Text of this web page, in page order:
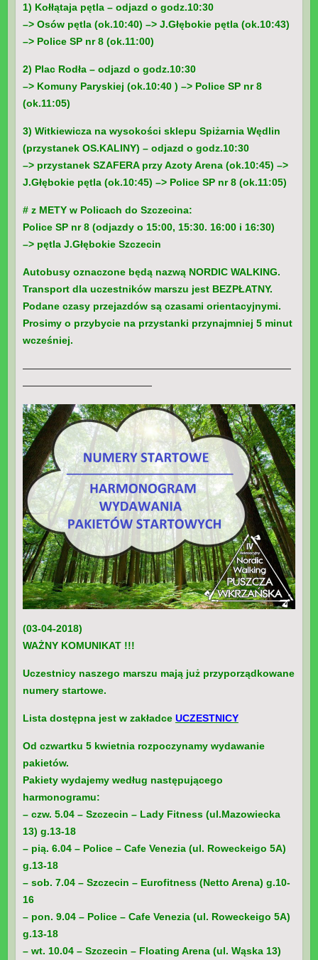
1) Kołłątaja pętla – odjazd o godz.10:30
–> Osów pętla (ok.10:40) –> J.Głębokie pętla (ok.10:43)
–> Police SP nr 8 (ok.11:00)
2) Plac Rodła – odjazd o godz.10:30
–> Komuny Paryskiej (ok.10:40 ) –> Police SP nr 8
(ok.11:05)
3) Witkiewicza na wysokości sklepu Spiżarnia Wędlin
(przystanek OS.KALINY) – odjazd o godz.10:30
–> przystanek SZAFERA przy Azoty Arena (ok.10:45) –>
J.Głębokie pętla (ok.10:45) –> Police SP nr 8 (ok.11:05)
# z METY w Policach do Szczecina:
Police SP nr 8 (odjazdy o 15:00, 15:30. 16:00 i 16:30)
–> pętla J.Głębokie Szczecin
Autobusy oznaczone będą nazwą NORDIC WALKING.
Transport dla uczestników marszu jest BEZPŁATNY.
Podane czasy przejazdów są czasami orientacyjnymi.
Prosimy o przybycie na przystanki przynajmniej 5 minut
wcześniej.
———————————————————————————
—————————————
(03-04-2018)
WAŻNY KOMUNIKAT !!!
Uczestnicy naszego marszu mają już przyporządkowane
numery startowe.
Lista dostępna jest w zakładce UCZESTNICY
Od czwartku 5 kwietnia rozpoczynamy wydawanie
pakietów.
Pakiety wydajemy według następującego
harmonogramu:
– czw. 5.04 – Szczecin – Lady Fitness (ul.Mazowiecka
13) g.13-18
– pią. 6.04 – Police – Cafe Venezia (ul. Roweckeigo 5A)
g.13-18
– sob. 7.04 – Szczecin – Eurofitness (Netto Arena) g.10-
16
– pon. 9.04 – Police – Cafe Venezia (ul. Roweckeigo 5A)
g.13-18
– wt. 10.04 – Szczecin – Floating Arena (ul. Wąska 13)